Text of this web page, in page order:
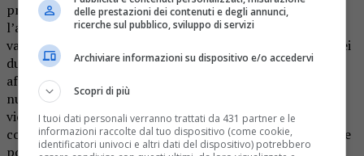
privati presenti nel centro cittadino. Durante
l’approfondita analisi dei singoli fotogrammi passati al
vaglio dei carabinieri non è stata trovata alcuna traccia dei
due presunti malfattori. Di più, non vi era riscontro alle
affermazioni del denunciante. Quest’ultimo, invitato
nuovamente in caserma per chiarire tutti gli aspetti della
vicenda, si è mostrato particolarmente lacunoso e
contradditorio nelle risposte date alle stringenti domande
postegli dagli investigatori e, resosi conto di essere stato
delle prestazioni dei contenuti e degli annunci,
ricerche sul pubblico, sviluppo di servizi
Archiviare informazioni su dispositivo e/o accedervi
Scopri di più
I tuoi dati personali verranno trattati da 431 partner e le
informazioni raccolte dal tuo dispositivo (come cookie,
identificatori univoci e altri dati del dispositivo) potrebbero